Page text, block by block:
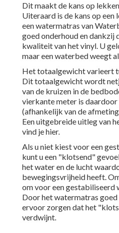
Dit maakt de kans op
Uiteraard is de kans op
een watermatras van
goed onderhoud en dankzij
kwaliteit van het vinyl. U
maar een waterbed weegt
Het totaalgewicht varieert
Dit totaalgewicht wordt
van de kruizen in de
vierkante meter is
(afhankelijk van de
Eenuitgebreide uitleg van
vind je hier.
Als u niet kiest voor een
kunt u een "klotsend"
het water en de lucht
bewegingsvrijheid heeft.
om voor een gestabiliseerd
Door het watermatras
ervoor zorgen dat het
verdwijnt.